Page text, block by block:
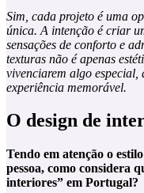
Sim, cada projeto é uma
única. A intenção é criar
sensações de conforto e
texturas não é apenas
vivenciarem algo especial,
experiência memorável.
O design de
Tendo em atenção o
pessoa, como considera
interiores” em Portugal?